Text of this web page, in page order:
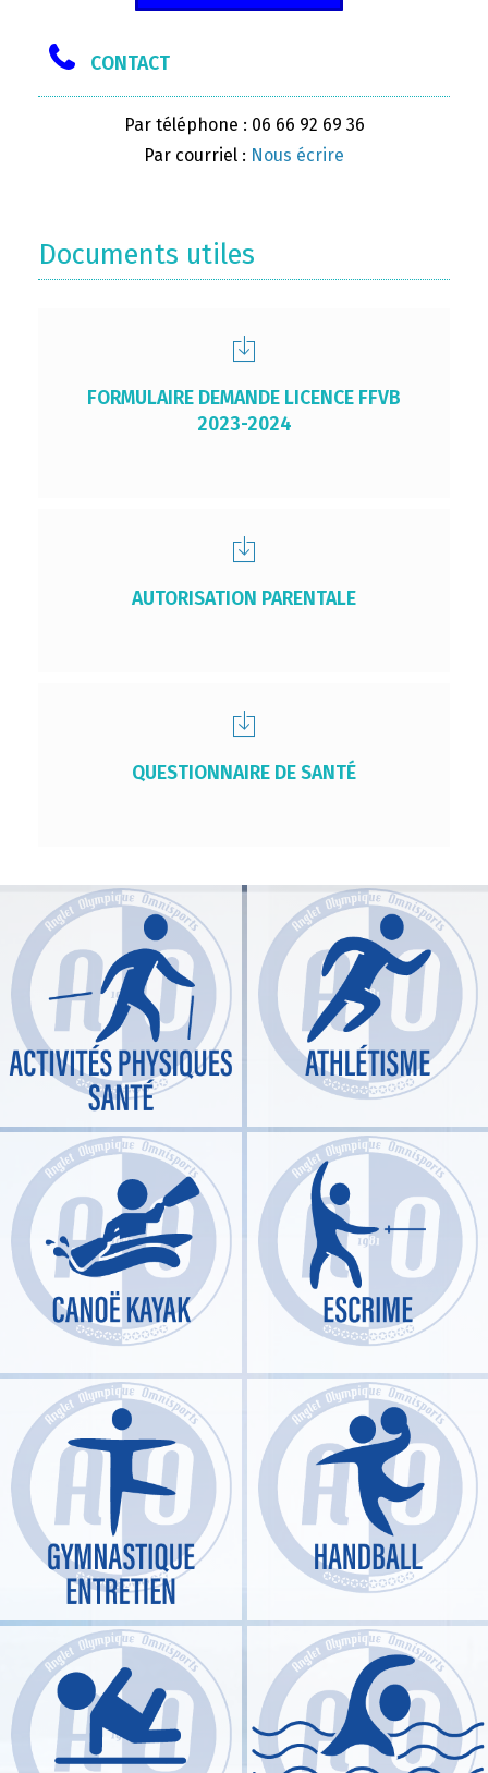
CONTACT
Par téléphone : 06 66 92 69 36
Par courriel : Nous écrire
Documents utiles
FORMULAIRE DEMANDE LICENCE FFVB
2023-2024
AUTORISATION PARENTALE
QUESTIONNAIRE DE SANTÉ